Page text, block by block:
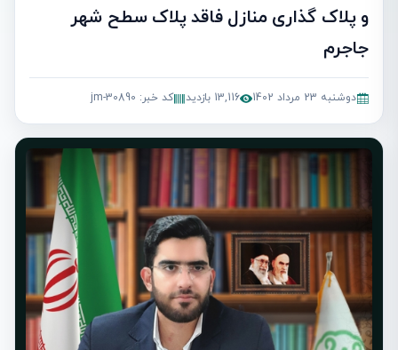
و پلاک گذاری منازل فاقد پلاک سطح شهر
جاجرم
دوشنبه 23 مرداد 1402 13,116 بازدید کد خبر: jm-30890